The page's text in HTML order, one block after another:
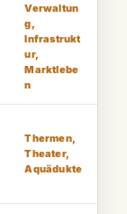
Verwaltun
g,
Infrastrukt
ur,
Marktlebe
n
Thermen,
Theater,
Aquädukte